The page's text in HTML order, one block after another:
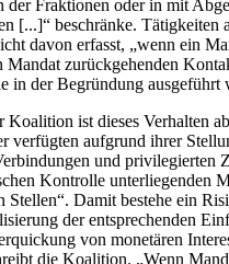
der Fraktionen oder in mit
[...]“ beschränke. Tätigkeiten
davon erfasst, „wenn ein
Mandat zurückgehenden
in der Begründung ausgeführt
Koalition ist dieses Verhalten
verfügten aufgrund ihrer
und privilegierten
Kontrolle unterliegenden
Stellen“. Damit bestehe ein
der entsprechenden
von monetären
die Koalition. „Wenn